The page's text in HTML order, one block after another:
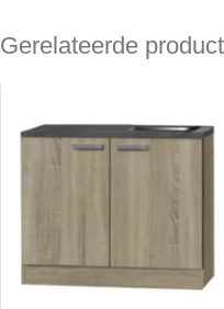
Gerelateerde